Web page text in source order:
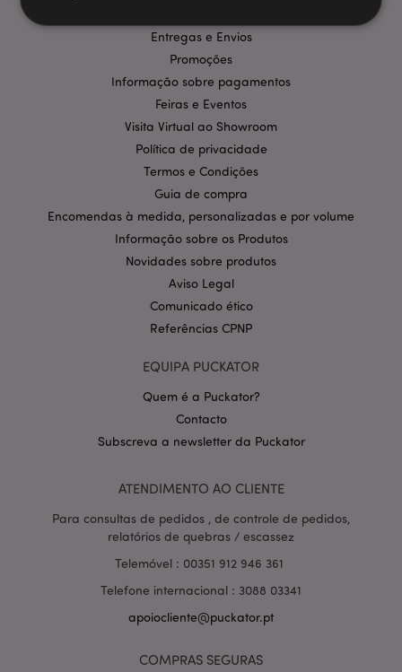
Entregas e Envios
Promoções
Informação sobre pagamentos
Feiras e Eventos
Visita Virtual ao Showroom
Política de privacidade
Termos e Condições
Guia de compra
Encomendas à medida, personalizadas e por volume
Informação sobre os Produtos
Novidades sobre produtos
Aviso Legal
Comunicado ético
Referências CPNP
EQUIPA PUCKATOR
Quem é a Puckator?
Contacto
Subscreva a newsletter da Puckator
ATENDIMENTO AO CLIENTE
Para consultas de pedidos , de controle de pedidos,
relatórios de quebras / escassez
Telemóvel : 00351 912 946 361
Telefone internacional : 3088 03341
apoiocliente@puckator.pt
COMPRAS SEGURAS
Estritamente necessários
Segmentação
Funcionalidade
Os cookies estritamente necessários permitem
funcionalidades centrais do website, tais como login
de utilizador e gestão de conta. O sítio web não
estritamente necessários.
Nome
Domínio
CookieScriptConsent
CookieScript
mage-cache-storage-section-
Adobe Inc.
PHPSESSID
PHP.net
Google